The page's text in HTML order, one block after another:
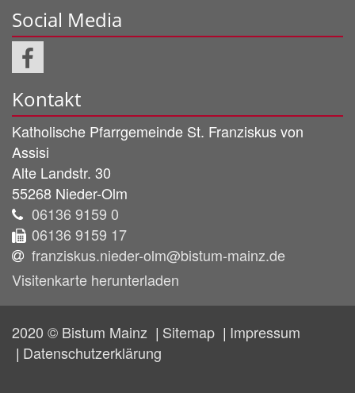
Social Media
Kontakt
Katholische Pfarrgemeinde St. Franziskus von
Assisi
Alte Landstr. 30
55268 Nieder-Olm
06136 9159 0
06136 9159 17
franziskus.nieder-olm@bistum-mainz.de
Visitenkarte herunterladen
2020 © Bistum Mainz Sitemap
Impressum
Datenschutzerklärung